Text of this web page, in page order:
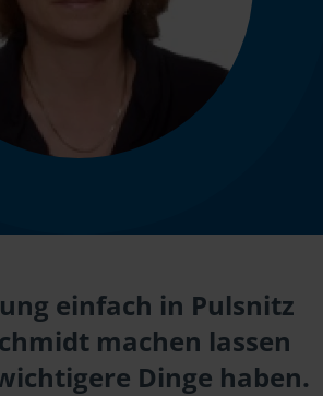
einfach in Pulsnitz
machen lassen
Dinge haben.